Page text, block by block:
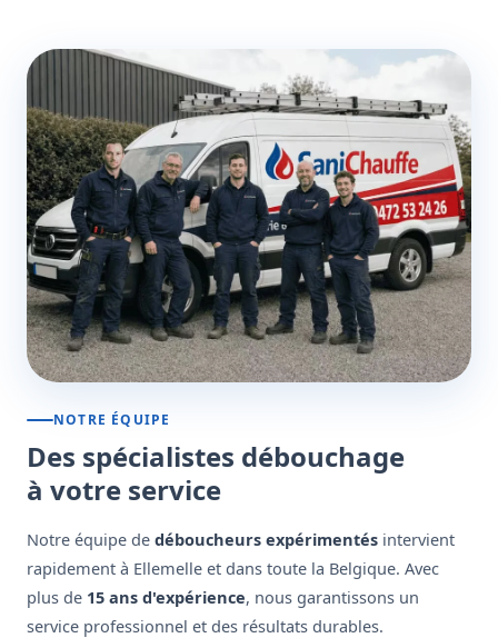
NOTRE ÉQUIPE
Des spécialistes débouchage
à votre service
Notre équipe de déboucheurs expérimentés intervient
rapidement à Ellemelle et dans toute la Belgique. Avec
plus de 15 ans d'expérience, nous garantissons un
service professionnel et des résultats durables.